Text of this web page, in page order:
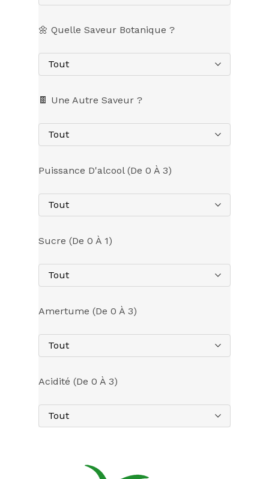
🌼 Quelle Saveur Botanique ?
Tout
🍫 Une Autre Saveur ?
Tout
Puissance D'alcool (de 0 À 3)
Tout
Sucre (de 0 À 1)
Tout
Amertume (de 0 À 3)
Tout
Acidité (de 0 À 3)
Tout